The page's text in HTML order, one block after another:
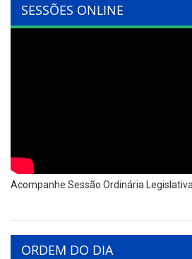
SESSÕES ONLINE
Acompanhe Sessão Ordinária
ORDEM DO DIA